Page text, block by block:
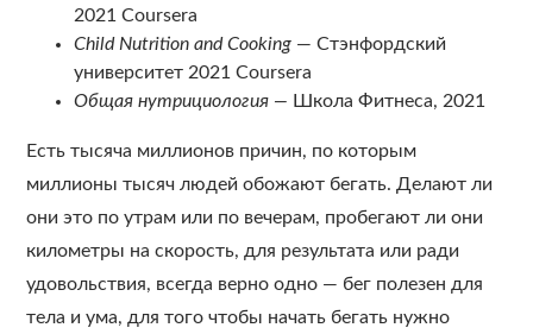
2021 Coursera
Child Nutrition and Cooking — Стэнфордский
университет 2021 Coursera
Общая нутрициология — Школа Фитнеса, 2021
Есть тысяча миллионов причин, по которым
миллионы тысяч людей обожают бегать. Делают ли
они это по утрам или по вечерам, пробегают ли они
километры на скорость, для результата или ради
удовольствия, всегда верно одно — бег полезен для
тела и ума, для того чтобы начать бегать нужно